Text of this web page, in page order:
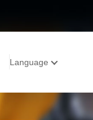
Language